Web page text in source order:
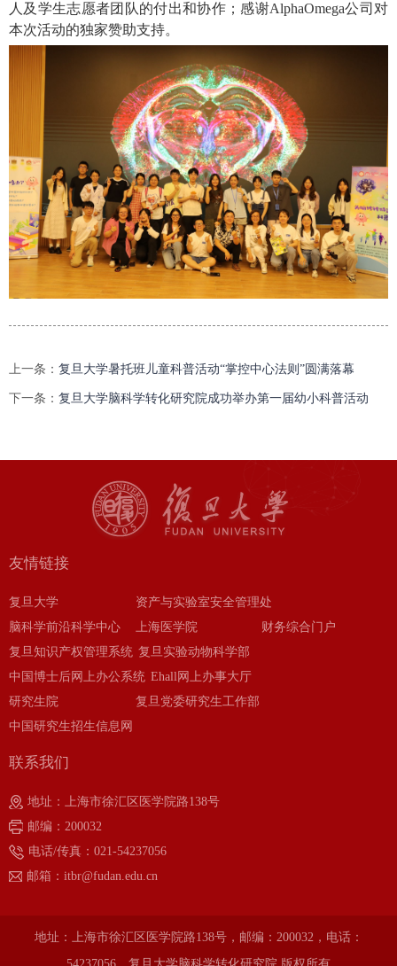
人及学生志愿者团队的付出和协作；感谢AlphaOmega公司对
本次活动的独家赞助支持。
上一条： 复旦大学暑托班儿童科普活动“掌控中心法则”圆满落幕
下一条： 复旦大学脑科学转化研究院成功举办第一届幼小科普活动
友情链接
复旦大学
资产与实验室安全管理处
脑科学前沿科学中心
上海医学院
财务综合门户
复旦知识产权管理系统 复旦实验动物科学部
中国博士后网上办公系统 Ehall网上办事大厅
研究生院
复旦党委研究生工作部
中国研究生招生信息网
联系我们
地址：上海市徐汇区医学院路138号
邮编：200032
电话/传真：021-54237056
邮箱：itbr@fudan.edu.cn
地址：上海市徐汇区医学院路138号，邮编：200032，电话：
54237056，复旦大学脑科学转化研究院 版权所有